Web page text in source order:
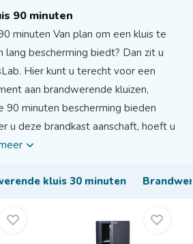
90 minuten
minuten Van plan om een kluis te
lang bescherming biedt? Dan zit u
Hier kunt u terecht voor een
aan brandwerende kluizen,
90 minuten bescherming bieden
u deze brandkast aanschaft, hoeft u
kluis 30 minuten